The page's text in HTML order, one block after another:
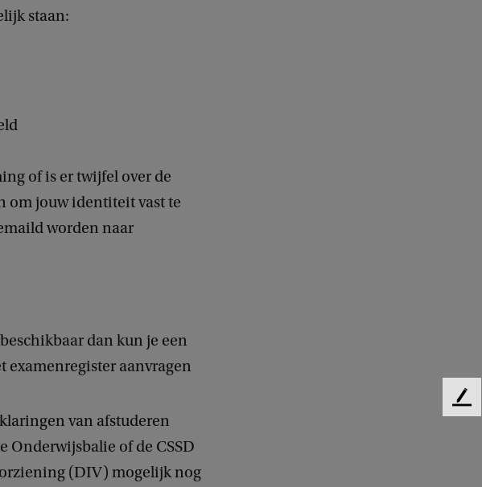
staan:
of is er twijfel over de
om jouw identiteit vast te
worden naar
dan kun je een
examenregister aanvragen
van afstuderen
of de CSSD
(DIV) mogelijk nog
F